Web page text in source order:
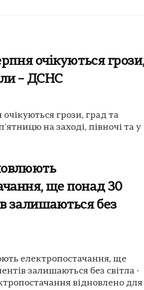
очікуються
– ДСНС
очікуються грози, град та
на заході, півночі та у
ще понад 30
залишаються без
електропостачання, ще
залишаються без світла -
відновлено для